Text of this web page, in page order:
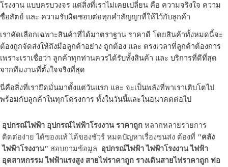
โรงงาน แบบครบวงจร แต่สิ่งที่เราไม่เคยเปลี่ยน คือ ความจริงใจ ความ
ซื่อสัตย์ และ ความรับผิดชอบต่อทุกคำสัญญาที่ให้ไว้กับลูกค้า
เราคัดเลือกเฉพาะสินค้าที่ได้มาตราฐาน ราคาดี โดยสินค้าทั้งหมดนี้จะ
ต้องถูกจัดส่งให้ถึงมือลูกค้าอย่าง ถูกต้อง และ ตรงเวลาที่ลูกค้าต้องการ
เพราะเราเชื่อว่า ลูกค้าทุกท่านควรได้รับทั้งสินค้า และ บริการที่ดีที่สุด
จากทีมงานที่ตั้งใจจริงที่สุด
นี่คือสิ่งที่เรายึดมั่นมาตั้งแต่วันแรก และ จะเป็นพลังที่พาเราเติบโตไป
พร้อมกับลูกค้าในทุกโครงการ ทั้งในวันนี้และในอนาคตต่อไป
อุปกรณ์ไฟฟ้า อุปกรณ์ไฟฟ้าโรงงาน ราคาถูก หลากหลายรายการ
ติดต่อง่าย ได้ของแท้ ได้ของชัวร์ หมดปัญหาเรื่องขนส่ง ต้องที่ "คลัง
ไฟฟ้าโรงงาน" สอบถามข้อมูล อุปกรณ์ไฟฟ้า ไฟฟ้าโรงงาน ไฟฟ้า
อุตสาหกรรม ไฟฟ้าแรงสูง สายไฟราคาถูก รางเดินสายไฟราคาถูก ท่อ